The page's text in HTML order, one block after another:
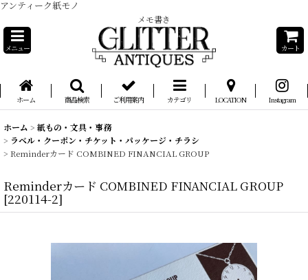
アンティーク紙モノ
メモ書き
メニュー カート
ホーム 商品検索 ご利用案内 カテゴリ LOCATION Instagram
ホーム > 紙もの・文具・事務
> ラベル・クーポン・チケット・パッケージ・チラシ
> Reminderカード COMBINED FINANCIAL GROUP
Reminderカード COMBINED FINANCIAL GROUP
[220114-2]